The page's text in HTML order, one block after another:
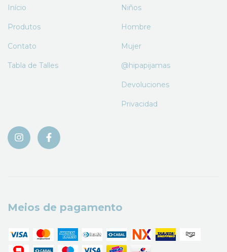
Início
Produtos
Contato
Tabla de Talles
Niños
Hombre
Mujer
@hipapijamas
Devoluciones
Privacidad
Meios de pagamento